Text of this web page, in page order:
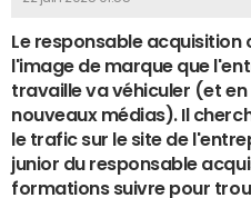
Le responsable acquisition
l'image de marque que
travaille va véhiculer (et
nouveaux médias). Il
le trafic sur le site de
junior du responsable
formations suivre pour